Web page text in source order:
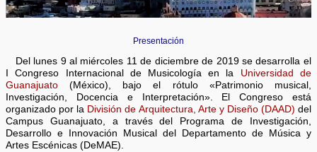
Presentación
Del lunes 9 al miércoles 11 de diciembre de 2019 se desarrolla el
I Congreso Internacional de Musicología en la Universidad de
Guanajuato (México), bajo el rótulo «Patrimonio musical,
Investigación, Docencia e Interpretación». El Congreso está
organizado por la División de Arquitectura, Arte y Diseño (DAAD) del
Campus Guanajuato, a través del Programa de Investigación,
Desarrollo e Innovación Musical del Departamento de Música y
Artes Escénicas (DeMAE).